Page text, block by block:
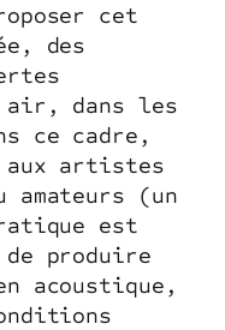
cet
des
dans les
ce cadre,
artistes
(un
est
produire
acoustique,